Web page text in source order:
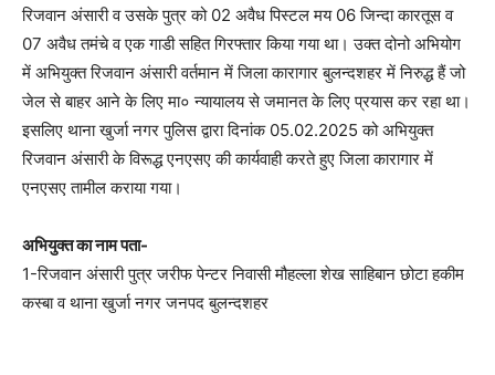
रिजवान अंसारी व उसके पुत्र को 02 अवैध पिस्टल मय 06 जिन्दा कारतूस व
07 अवैध तमंचे व एक गाडी सहित गिरफ्तार किया गया था। उक्त दोनो अभियोग
में अभियुक्त रिजवान अंसारी वर्तमान में जिला कारागार बुलन्दशहर में निरुद्ध हैं जो
जेल से बाहर आने के लिए मा० न्यायालय से जमानत के लिए प्रयास कर रहा था।
इसलिए थाना खुर्जा नगर पुलिस द्वारा दिनांक 05.02.2025 को अभियुक्त
रिजवान अंसारी के विरूद्ध एनएसए की कार्यवाही करते हुए जिला कारागार में
एनएसए तामील कराया गया।
अभियुक्त का नाम पता-
1-रिजवान अंसारी पुत्र जरीफ पेन्टर निवासी मौहल्ला शेख साहिबान छोटा हकीम
कस्बा व थाना खुर्जा नगर जनपद बुलन्दशहर